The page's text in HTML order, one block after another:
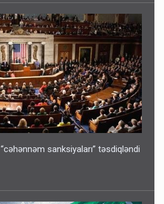
sanksiyaları” təsdiqləndi